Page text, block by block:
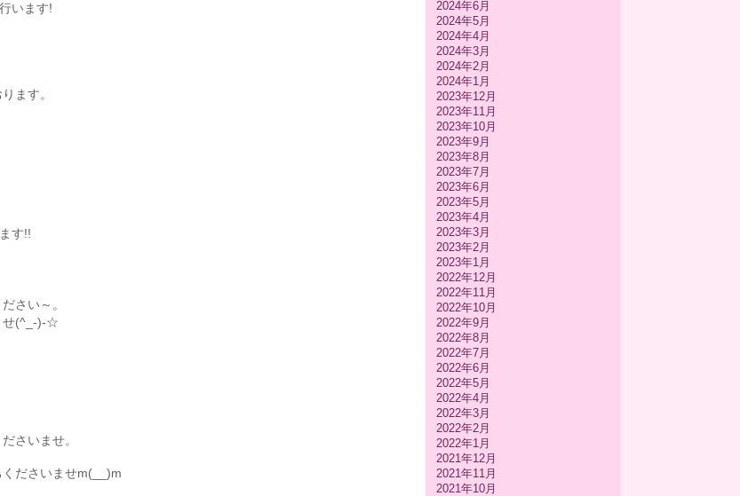
2024年6月
2024年5月
2024年4月
2024年3月
2024年2月
2024年1月
2023年12月
2023年11月
2023年10月
2023年9月
2023年8月
2023年7月
2023年6月
2023年5月
2023年4月
2023年3月
2023年2月
2023年1月
2022年12月
2022年11月
2022年10月
2022年9月
2022年8月
2022年7月
2022年6月
2022年5月
2022年4月
2022年3月
2022年2月
2022年1月
2021年12月
2021年11月
2021年10月
います!
ます。
す!!
さい～。
せ(^_-)-☆
さいませ。
ださいませm(__)m